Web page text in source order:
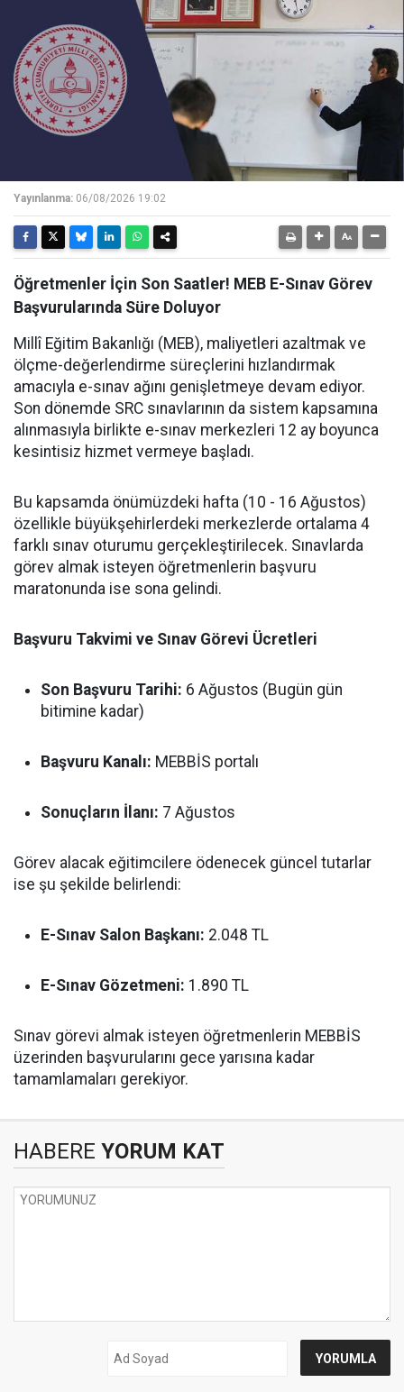
Yayınlanma: 06/08/2026 19:02
Öğretmenler İçin Son Saatler! MEB E-Sınav Görev
Başvurularında Süre Doluyor
Millî Eğitim Bakanlığı (MEB), maliyetleri azaltmak ve
ölçme-değerlendirme süreçlerini hızlandırmak
amacıyla e-sınav ağını genişletmeye devam ediyor.
Son dönemde SRC sınavlarının da sistem kapsamına
alınmasıyla birlikte e-sınav merkezleri 12 ay boyunca
kesintisiz hizmet vermeye başladı.
Bu kapsamda önümüzdeki hafta (10 - 16 Ağustos)
özellikle büyükşehirlerdeki merkezlerde ortalama 4
farklı sınav oturumu gerçekleştirilecek. Sınavlarda
görev almak isteyen öğretmenlerin başvuru
maratonunda ise sona gelindi.
Başvuru Takvimi ve Sınav Görevi Ücretleri
Son Başvuru Tarihi: 6 Ağustos (Bugün gün
bitimine kadar)
Başvuru Kanalı: MEBBİS portalı
Sonuçların İlanı: 7 Ağustos
Görev alacak eğitimcilere ödenecek güncel tutarlar
ise şu şekilde belirlendi:
E-Sınav Salon Başkanı: 2.048 TL
E-Sınav Gözetmeni: 1.890 TL
Sınav görevi almak isteyen öğretmenlerin MEBBİS
üzerinden başvurularını gece yarısına kadar
tamamlamaları gerekiyor.
HABERE YORUM KAT